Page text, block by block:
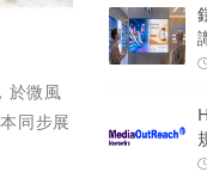
於微風
同步展